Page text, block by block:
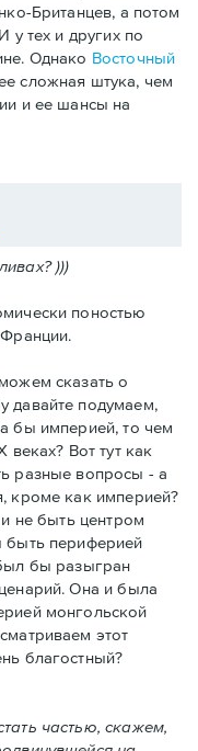
Британцев, а потом
у тех и других по
Однако Восточный
сложная штука, чем
и ее шансы на
)))
поностью
сказать о
давайте подумаем,
бы империей, то чем
Вот тут как
разные вопросы - а
кроме как империей?
не быть центром
быть периферией
бы разыгран
Она и была
монгольской
этот
благостный?
частью, скажем,